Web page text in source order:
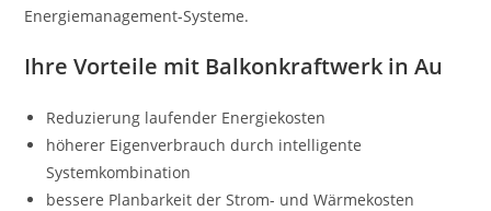
Energiemanagement-Systeme.
Ihre Vorteile mit Balkonkraftwerk in Au
Reduzierung laufender Energiekosten
höherer Eigenverbrauch durch intelligente
Systemkombination
bessere Planbarkeit der Strom- und Wärmekosten